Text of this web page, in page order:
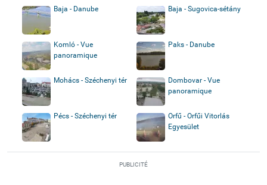
Baja - Danube Baja - Sugovica-sétány
Komló - Vue
panoramique
Paks - Danube
Mohács - Széchenyi tér
Dombovar - Vue
panoramique
Pécs - Széchenyi tér
Orfű - Orfűi Vitorlás
Egyesület
PUBLICITÉ